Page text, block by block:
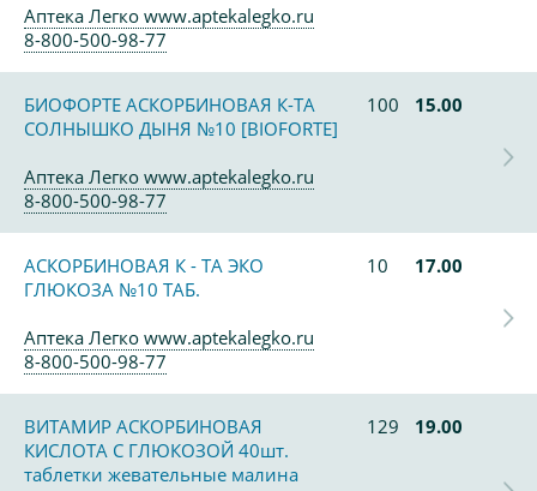
Аптека Легко www.aptekalegko.ru
8-800-500-98-77
БИОФОРТЕ АСКОРБИНОВАЯ К-ТА
СОЛНЫШКО ДЫНЯ №10 [BIOFORTE]
100 15.00
Аптека Легко www.aptekalegko.ru
8-800-500-98-77
АСКОРБИНОВАЯ К - ТА ЭКО
ГЛЮКОЗА №10 ТАБ.
10 17.00
Аптека Легко www.aptekalegko.ru
8-800-500-98-77
ВИТАМИР АСКОРБИНОВАЯ
КИСЛОТА С ГЛЮКОЗОЙ 40шт.
таблетки жевательные малина
129 19.00